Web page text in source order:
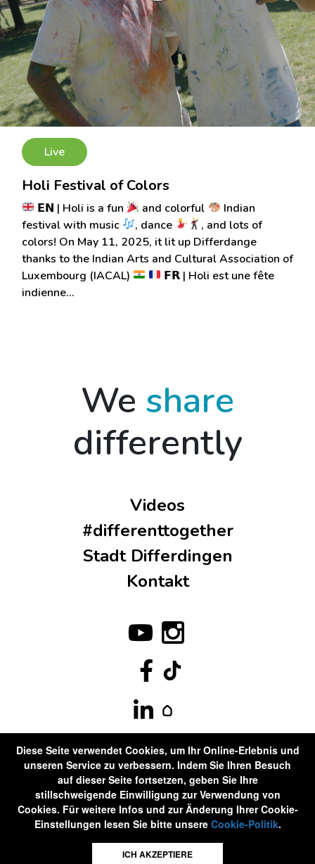
Live
Holi Festival of Colors
𝗘𝗡 | Holi is a fun and colorful
Indian
festival with music
, dance
, and lots of
colors! On May 11, 2025, it lit up Differdange
thanks to the Indian Arts and Cultural Association of
Luxembourg (IACAL)
𝗙𝗥 | Holi est une fête
indienne…
We share
differently
Videos
#differenttogether
Stadt Differdingen
Kontakt
©Differdange2020 . Alle Rechte vorbehalten
Diese Seite verwendet Cookies, um Ihr Online-Erlebnis und
unseren Service zu verbessern. Indem Sie Ihren Besuch
auf dieser Seite fortsetzen, geben Sie Ihre
stillschweigende Einwilligung zur Verwendung von
Cookies. Für weitere Infos und zur Änderung Ihrer Cookie-
Einstellungen lesen Sie bitte unsere Cookie-Politik.
ICH AKZEPTIERE